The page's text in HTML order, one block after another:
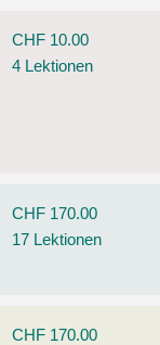
CHF 10.00
4 Lektionen
CHF 170.00
17 Lektionen
CHF 170.00